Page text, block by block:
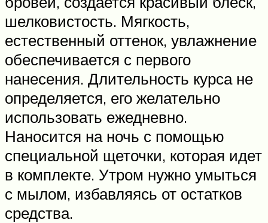
шелковистость. Мягкость,
естественный оттенок, увлажнение
обеспечивается с первого
нанесения. Длительность курса не
определяется, его желательно
использовать ежедневно.
Наносится на ночь с помощью
специальной щеточки, которая идет
в комплекте. Утром нужно умыться
с мылом, избавляясь от остатков
средства.